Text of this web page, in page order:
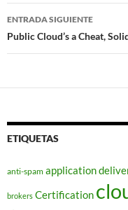
entradas
ENTRADA SIGUIENTE
Public Cloud’s a Cheat,
ETIQUETAS
anti-spam application
brokers Certification